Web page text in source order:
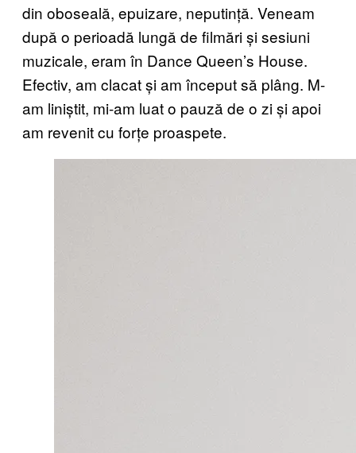
din oboseală, epuizare, neputință. Veneam
după o perioadă lungă de filmări și sesiuni
muzicale, eram în Dance Queen’s House.
Efectiv, am clacat și am început să plâng. M-
am liniștit, mi-am luat o pauză de o zi și apoi
am revenit cu forțe proaspete.